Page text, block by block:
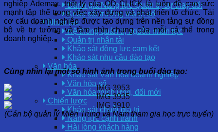
Đánh giá Năng lực Quản trị sự thay đổi
Khảo sát trưởng thành số
Nhân lực
Hệ thống quản trị nguồn nhân lực
Quản trị nhân tài
Khảo sát động lực cam kết
Khảo sát nhu cầu đào tạo
Văn hóa
Khảo sát Văn hóa doanh nghiệp
Văn hóa số
Văn hóa thích ứng, đổi mới
Chiến lược
Khảo sát chuỗi giá trị
Năng lực cạnh tranh
Hài lòng khách hàng
nghiệp Ademax, triết lý của OD CLICK là luôn đề cao sức
mạnh tập thể trong việc xây dựng và phát triển tổ chức. Tái
cơ cấu doanh nghiệp được tạo dựng trên nền tảng sự đồng
bộ về tư tưởng và tầm nhìn chung của mỗi cá thể trong
doanh nghiệp.
Cùng nhìn lại một số hình ảnh trong buổi đào tạo:
(Cán bộ quản lý Miền Trung và Nam tham gia học trực tuyến)